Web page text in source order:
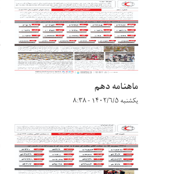
ماهنامه دهم
یکشنبه ۱۴۰۲/۶/۵ - ۸:۳۸